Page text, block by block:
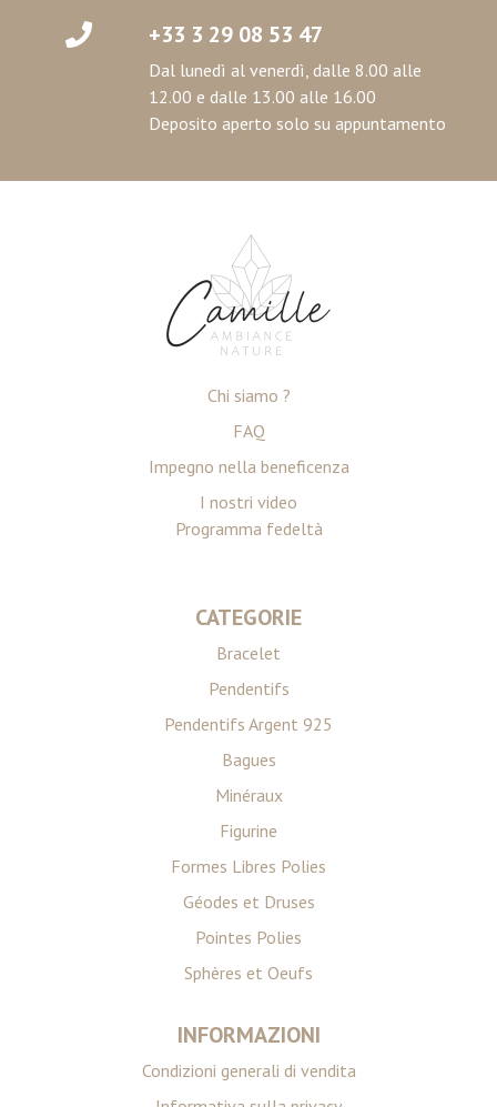
+33 3 29 08 53 47
Dal lunedì al venerdì, dalle 8.00 alle
12.00 e dalle 13.00 alle 16.00
Deposito aperto solo su appuntamento
Chi siamo ?
FAQ
Impegno nella beneficenza
I nostri video
Programma fedeltà
CATEGORIE
Bracelet
Pendentifs
Pendentifs Argent 925
Bagues
Minéraux
Figurine
Formes Libres Polies
Géodes et Druses
Pointes Polies
Sphères et Oeufs
INFORMAZIONI
Condizioni generali di vendita